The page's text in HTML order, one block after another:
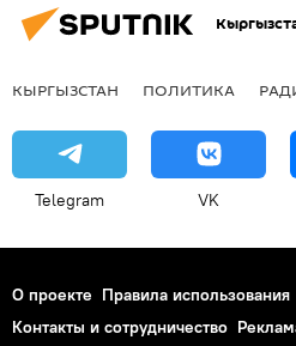
КЫРГЫЗСТАН ПОЛИТИКА
Telegram VK
О проекте Правила использования
Контакты и сотрудничество